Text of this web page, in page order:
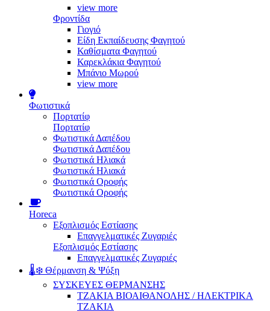
view more
Φροντίδα
Γιογιό
Είδη Εκπαίδευσης Φαγητού
Καθίσματα Φαγητού
Καρεκλάκια Φαγητού
Μπάνιο Μωρού
view more
Φωτιστικά
Πορτατίφ
Πορτατίφ
Φωτιστικά Δαπέδου
Φωτιστικά Δαπέδου
Φωτιστικά Ηλιακά
Φωτιστικά Ηλιακά
Φωτιστικά Οροφής
Φωτιστικά Οροφής
Horeca
Εξοπλισμός Εστίασης
Επαγγελματικές Ζυγαριές
Εξοπλισμός Εστίασης
Επαγγελματικές Ζυγαριές
🌡️❄️ Θέρμανση & Ψύξη
ΣΥΣΚΕΥΕΣ ΘΕΡΜΑΝΣΗΣ
ΤΖΑΚΙΑ ΒΙΟΑΙΘΑΝΟΛΗΣ / ΗΛΕΚΤΡΙΚΑ
ΤΖΑΚΙΑ